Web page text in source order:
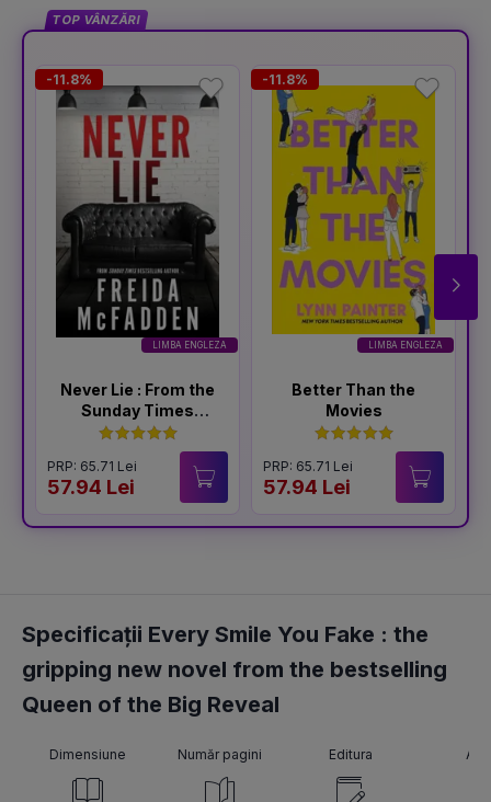
TOP VÂNZĂRI
LIMBA ENGLEZA
-11.8%
Never Lie : From the
Sunday Times
Bestselling Author
of The Housemaid
PRP: 65.71 Lei
57.94 Lei
LIMBA ENGLEZA
-11.8%
Better Than the
Movies
PRP: 65.71 Lei
57.94 Lei
Specificații Every Smile You Fake : the
gripping new novel from the bestselling
Queen of the Big Reveal
Dimensiune Număr pagini Editura